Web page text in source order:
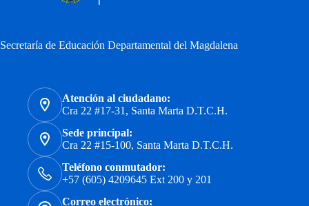
Secretaría de Educación Departamental del Magdalena
Atención al ciudadano:
Cra 22 #17-31, Santa Marta D.T.C.H.
Sede principal:
Cra 22 #15-100, Santa Marta D.T.C.H.
Teléfono conmutador:
+57 (605) 4209645 Ext 200 y 201
Correo electrónico: